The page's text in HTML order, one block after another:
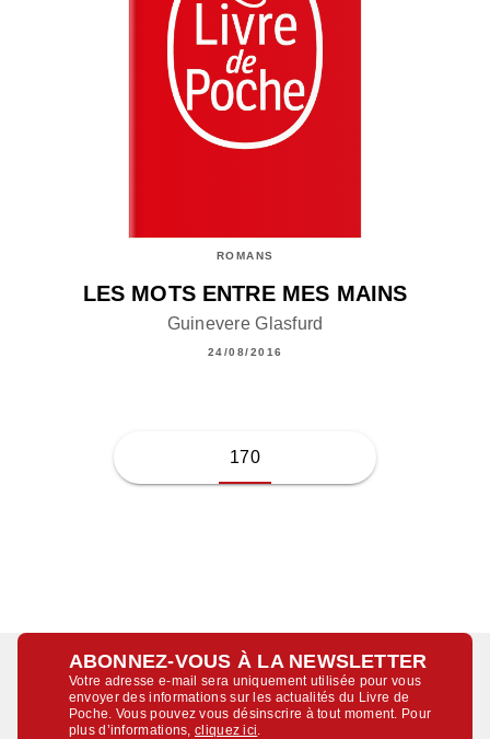
ROMANS
LES MOTS ENTRE MES MAINS
Guinevere Glasfurd
24/08/2016
170
ABONNEZ-VOUS À LA NEWSLETTER
Votre adresse e-mail sera uniquement utilisée pour vous
envoyer des informations sur les actualités du Livre de
Poche. Vous pouvez vous désinscrire à tout moment. Pour
plus d’informations,cliquez ici